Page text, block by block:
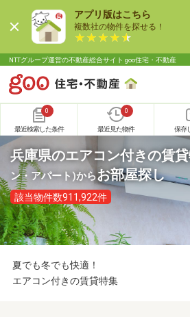
アプリ版はこちら
複数社の物件を探せる！
NTTグループ運営の不動産総合サイト goo住宅・不動産
0
最近検索した条件
0
最近見た物件 保存
兵庫県のエアコン付きの賃
ン・アパート)からお部屋探し
該当物件数911,922件
夏でも冬でも快適！
エアコン付きの賃貸特集